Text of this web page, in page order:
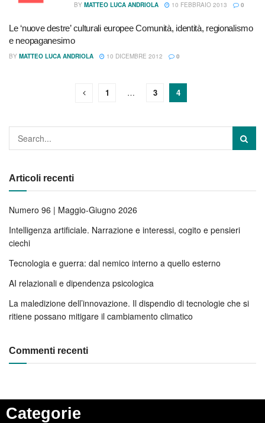
BY MATTEO LUCA ANDRIOLA 10 FEBBRAIO 2013 0
Le ‘nuove destre’ culturali europee Comunità, identità, regionalismo
e neopaganesimo
BY MATTEO LUCA ANDRIOLA 10 DICEMBRE 2012 0
1 … 3 4
Articoli recenti
Numero 96 | Maggio-Giugno 2026
Intelligenza artificiale. Narrazione e interessi, cogito e pensieri
ciechi
Tecnologia e guerra: dal nemico interno a quello esterno
AI relazionali e dipendenza psicologica
La maledizione dell’innovazione. Il dispendio di tecnologie che si
ritiene possano mitigare il cambiamento climatico
Commenti recenti
Categorie